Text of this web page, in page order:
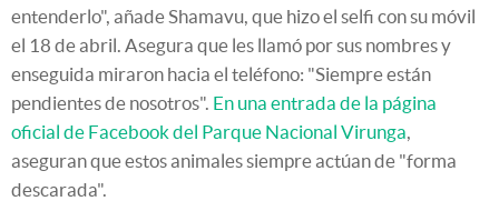
entenderlo", añade Shamavu, que hizo el selfi con su móvil
el 18 de abril. Asegura que les llamó por sus nombres y
enseguida miraron hacia el teléfono: "Siempre están
pendientes de nosotros". En una entrada de la página
oficial de Facebook del Parque Nacional Virunga,
aseguran que estos animales siempre actúan de "forma
descarada".